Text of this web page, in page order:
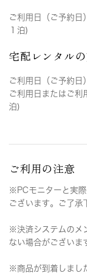
ご利用日（ご予約日
１泊)
宅配レンタル
ご利用日（ご予約日
ご利用日またはご利
泊)
ご利用の注意
※PCモニターと実
ございます。ご了承
※決済システムのメ
ない場合がございま
※商品が到着しまし